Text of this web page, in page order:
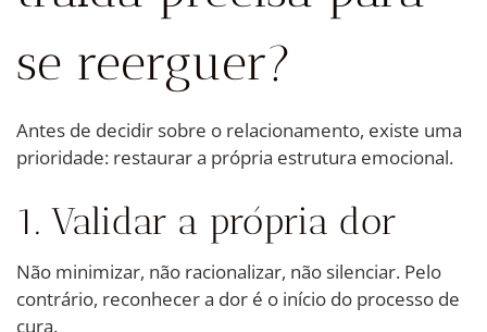
se reerguer?
Antes de decidir sobre o relacionamento, existe uma
prioridade: restaurar a própria estrutura emocional.
1. Validar a própria dor
Não minimizar, não racionalizar, não silenciar. Pelo
contrário, reconhecer a dor é o início do processo de
cura.